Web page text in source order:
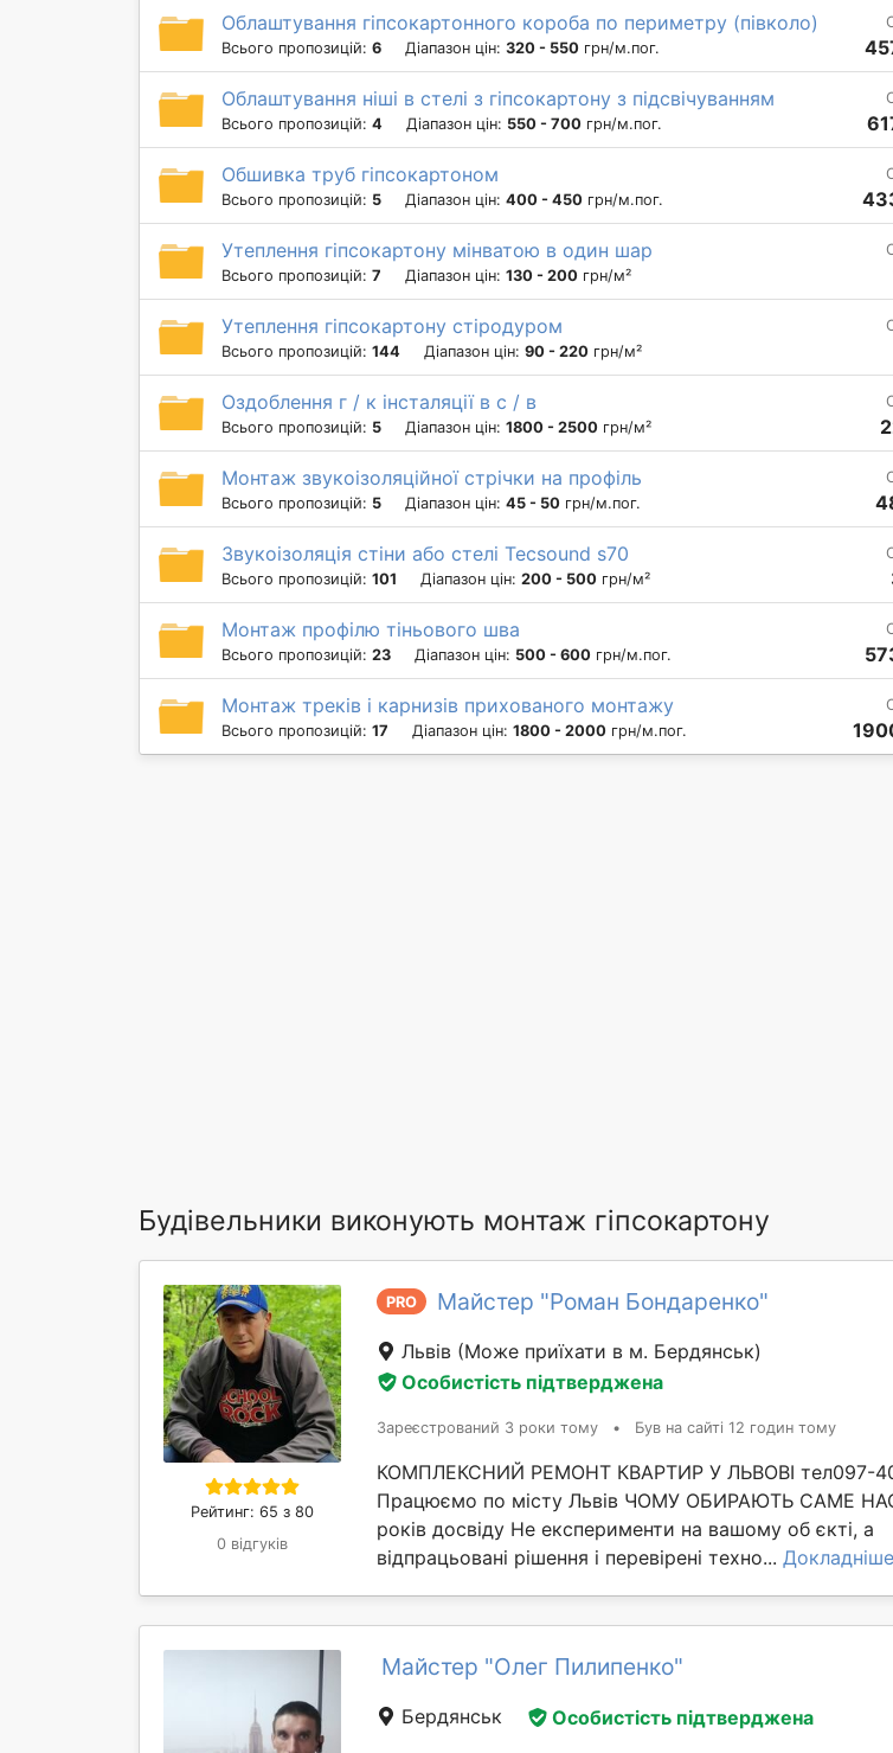
Облаштування гіпсокартонного короба по периметру (півколо)
Всього пропозицій: 6 Діапазон цін: 320 - 550 грн/м.пог.
Облаштування ніші в стелі з гіпсокартону з підсвічуванням
Всього пропозицій: 4 Діапазон цін: 550 - 700 грн/м.пог.
Обшивка труб гіпсокартоном
Всього пропозицій: 5 Діапазон цін: 400 - 450 грн/м.пог.
Утеплення гіпсокартону мінватою в один шар
Всього пропозицій: 7 Діапазон цін: 130 - 200 грн/м²
Утеплення гіпсокартону стіродуром
Всього пропозицій: 144 Діапазон цін: 90 - 220 грн/м²
Оздоблення г / к інсталяції в с / в
Всього пропозицій: 5 Діапазон цін: 1800 - 2500 грн/м²
Монтаж звукоізоляційної стрічки на профіль
Всього пропозицій: 5 Діапазон цін: 45 - 50 грн/м.пог.
Звукоізоляція стіни або стелі Tecsound s70
Всього пропозицій: 101 Діапазон цін: 200 - 500 грн/м²
Монтаж профілю тіньового шва
Всього пропозицій: 23 Діапазон цін: 500 - 600 грн/м.пог.
Монтаж треків і карнизів прихованого монтажу
Всього пропозицій: 17 Діапазон цін: 1800 - 2000 грн/м.пог.
Будівельники виконують монтаж гіпсокартону
Рейтинг: 65 з 80
0 відгуків
PRO Майстер "Роман Бондаренко"
Львів (Може приїхати в м. Бердянськ)
Особистість підтверджена
Зареєстрований 3 роки тому • Був на сайті 12 годин тому
КОМПЛЕКСНИЙ РЕМОНТ КВАРТИР У ЛЬВОВІ тел097-
Працюємо по місту Львів ЧОМУ ОБИРАЮТЬ САМЕ
років досвіду Не експерименти на вашому об єкті, а
відпрацьовані рішення і перевірені техно... Докладніше
Майстер "Олег Пилипенко"
Бердянськ Особистість підтверджена